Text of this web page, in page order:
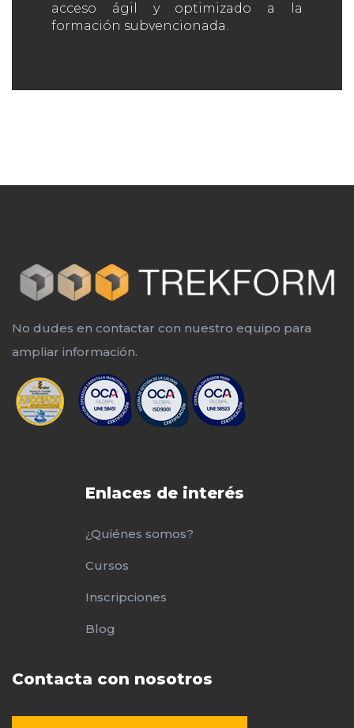
acceso ágil y optimizado a la
formación subvencionada.
No dudes en contactar con nuestro equipo para
ampliar información.
Enlaces de interés
¿Quiénes somos?
Cursos
Inscripciones
Blog
Contacta con nosotros